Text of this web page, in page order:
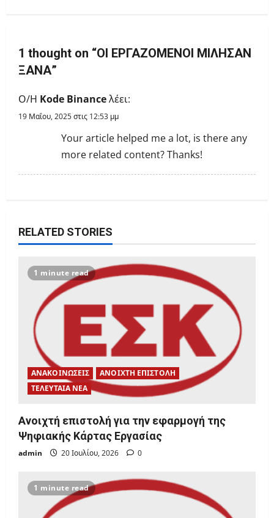
v
i
g
a
i
n
1 thought on “ΟΙ ΕΡΓΑΖΟΜΕΝΟΙ ΜΙΛΗΣΑΝ
ΞΑΝΑ”
Ο/Η Kode Binanceλέει:
19 Μαΐου, 2025 στις 12:53 μμ
Your article helped me a lot, is there any
more related content? Thanks!
RELATED STORIES
1 minute read
ΑΝΑΚΟΙΝΩΣΕΙΣ
ΑΝΟΙΧΤΗ ΕΠΙΣΤΟΛΗ
ΤΕΛΕΥΤΑΙΑ ΝΕΑ
Ανοιχτή επιστολή για την εφαρμογή της
Ψηφιακής Κάρτας Εργασίας
admin 20 Ιουλίου, 2026 0
1 minute read